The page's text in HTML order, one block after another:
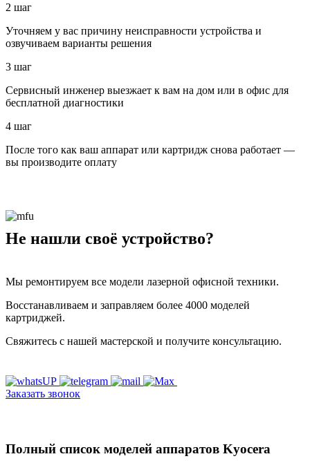
2 шаг
Уточняем у вас причину неисправности устройства и
озвучиваем варианты решения
3 шаг
Сервисный инженер выезжает к вам на дом или в офис для
бесплатной диагностики
4 шаг
После того как ваш аппарат или картридж снова работает —
вы производите оплату
Не нашли своё устройство?
Мы ремонтируем все модели лазерной офисной техники.
Восстанавливаем и заправляем более 4000 моделей
картриджей.
Свяжитесь с нашей мастерской и получите консультацию.
Заказать звонок
Полный список моделей аппаратов Kyocera